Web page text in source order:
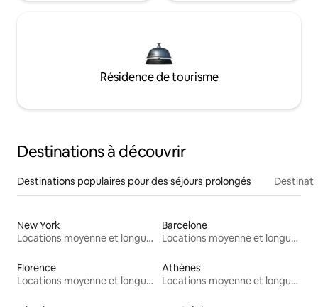
Résidence de tourisme
Destinations à découvrir
Destinations populaires pour des séjours prolongés
New York
Locations moyenne et longue durée
Barcelone
Locations moyenne et longue durée
Florence
Locations moyenne et longue durée
Athènes
Locations moyenne et longue durée